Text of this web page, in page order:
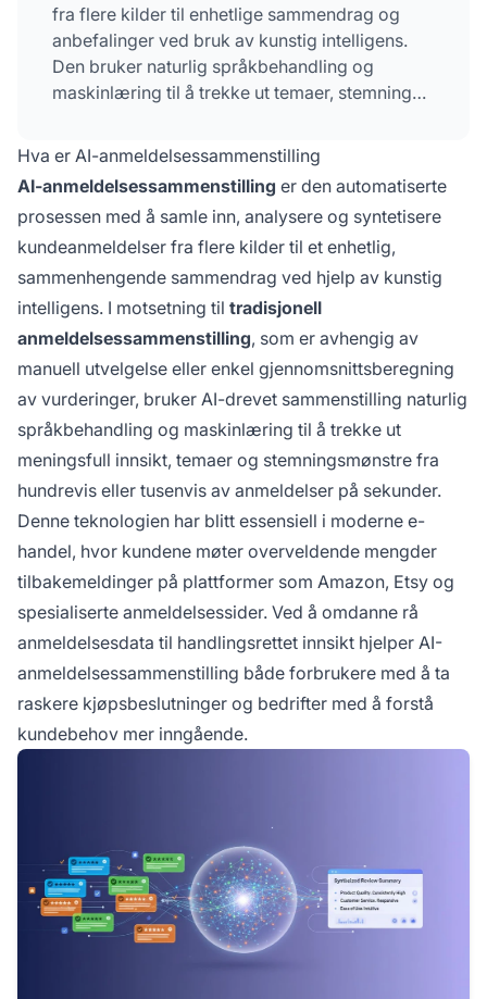
fra flere kilder til enhetlige sammendrag og
anbefalinger ved bruk av kunstig intelligens.
Den bruker naturlig språkbehandling og
maskinlæring til å trekke ut temaer, stemning
anmeldelser på sekunder. Denne teknologien
hjelper både forbrukere med å ta raskere
kjøpsbeslutninger og bedrifter med å forstå
kundebehov mer inngående. Den har blitt
essensiell i moderne e-handelsplattformer som
Amazon, Best Buy og Etsy.
Hva er AI-anmeldelsessammenstilling
AI-anmeldelsessammenstilling er den automatiserte
prosessen med å samle inn, analysere og syntetisere
kundeanmeldelser fra flere kilder til et enhetlig,
sammenhengende sammendrag ved hjelp av kunstig
intelligens. I motsetning til tradisjonell
anmeldelsessammenstilling, som er avhengig av
manuell utvelgelse eller enkel gjennomsnittsberegning
av vurderinger, bruker AI-drevet sammenstilling naturlig
språkbehandling og maskinlæring til å trekke ut
meningsfull innsikt, temaer og stemningsmønstre fra
hundrevis eller tusenvis av anmeldelser på sekunder.
Denne teknologien har blitt essensiell i moderne e-
handel, hvor kundene møter overveldende mengder
tilbakemeldinger på plattformer som Amazon, Etsy og
spesialiserte anmeldelsessider. Ved å omdanne rå
anmeldelsesdata til handlingsrettet innsikt hjelper AI-
anmeldelsessammenstilling både forbrukere med å ta
raskere kjøpsbeslutninger og bedrifter med å forstå
kundebehov mer inngående.